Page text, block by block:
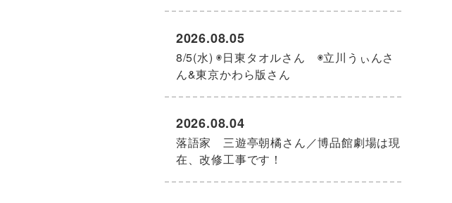
8/5(水) ◉日東タオルさん ◉立川うぃんさ
ん&東京かわら版さん
2026.08.05
落語家 三遊亭朝橘さん／博品館劇場は現
在、改修工事です！
2026.08.04